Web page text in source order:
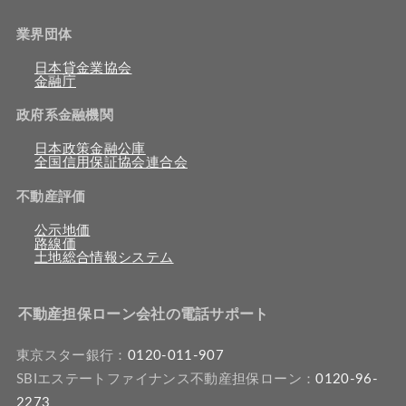
業界団体
日本貸金業協会
金融庁
政府系金融機関
日本政策金融公庫
全国信用保証協会連合会
不動産評価
公示地価
路線価
土地総合情報システム
不動産担保ローン会社の電話サポート
東京スター銀行： 0120-011-907
SBIエステートファイナンス不動産担保ローン：0120-96-
2273